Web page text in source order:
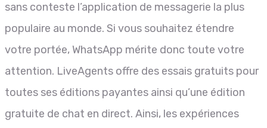
sans conteste l’application de messagerie la plus
populaire au monde. Si vous souhaitez étendre
votre portée, WhatsApp mérite donc toute votre
attention. LiveAgents offre des essais gratuits pour
toutes ses éditions payantes ainsi qu’une édition
gratuite de chat en direct. Ainsi, les expériences